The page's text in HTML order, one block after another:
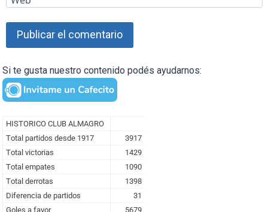
Si te gusta nuestro contenido podés ayudarnos: